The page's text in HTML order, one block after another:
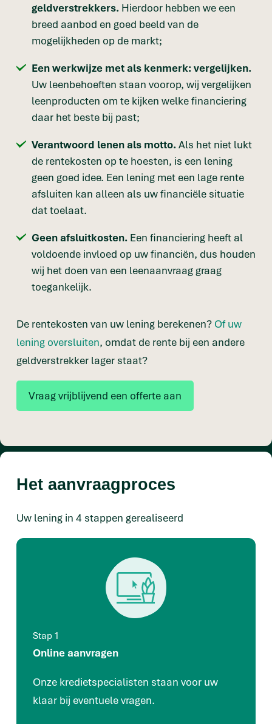
geldverstrekkers. Hierdoor hebben we een
breed aanbod en goed beeld van de
mogelijkheden op de markt;
Een werkwijze met als kenmerk: vergelijken.
Uw leenbehoeften staan voorop, wij vergelijken
leenproducten om te kijken welke financiering
daar het beste bij past;
Verantwoord lenen als motto.Als het niet lukt
de rentekosten op te hoesten, is een lening
geen goed idee. Een lening met een lage rente
afsluiten kan alleen als uw financiële situatie
dat toelaat.
Geen afsluitkosten. Een financiering heeft al
voldoende invloed op uw financiën, dus houden
wij het doen van een leenaanvraag graag
toegankelijk.
De rentekosten van uw lening berekenen? Of uw
lening oversluiten, omdat de rente bij een andere
geldverstrekker lager staat?
Vraag vrijblijvend een offerte aan
Het aanvraagproces
Uw lening in 4 stappen gerealiseerd
Stap 1
Online aanvragen
Onze kredietspecialisten staan voor uw
klaar bij eventuele vragen.